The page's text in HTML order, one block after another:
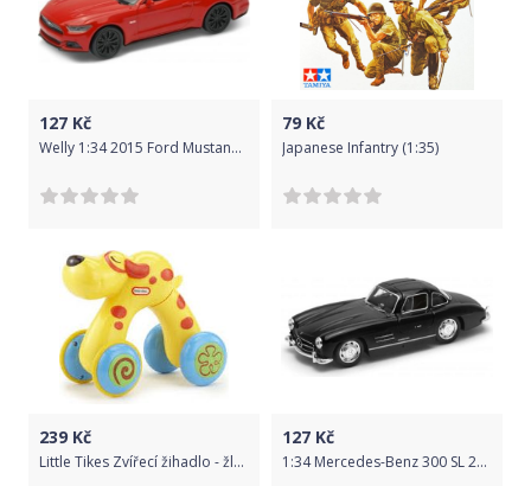
127 Kč
Welly 1:34 2015 Ford Mustang GT Červená
79 Kč
Japanese Infantry (1:35)
239 Kč
Little Tikes Zvířecí žihadlo - žlutý pejsek
127 Kč
1:34 Mercedes-Benz 300 SL 226080